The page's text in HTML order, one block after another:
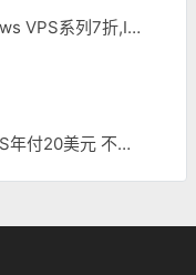
DesiVPS AMD Ryzen系列和Windows VPS系列7折,Intel系列年付11.6美元
DediOne 新增洛杉矶CMIN2线路VPS年付20美元 不限流量